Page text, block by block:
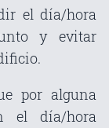
el día/hora
y evitar
por alguna
el día/hora